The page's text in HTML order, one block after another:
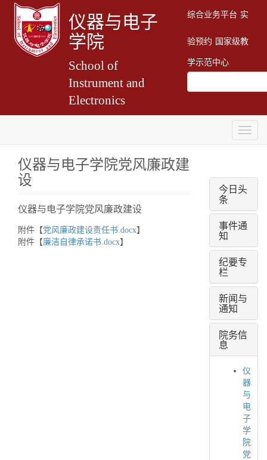
仪器与电子
学院
School of
Instrument and
Electronics
综合业务平台 实
验预约 国家级教
学示范中心
仪器与电子学院党风廉政建
设
仪器与电子学院党风廉政建设
附件【党风廉政建设责任书.docx】
附件【廉洁自律承诺书.docx】
今日头
条
事件通
知
纪要专
栏
新闻与
通知
院务信
息
仪
器
与
电
子
学
院
党